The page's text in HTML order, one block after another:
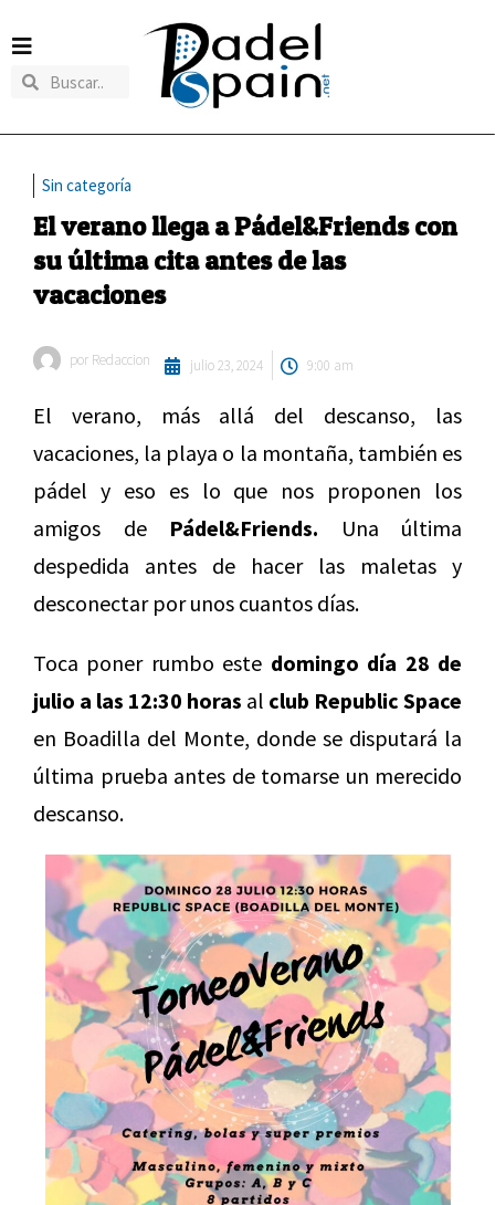
Sin categoría
El verano llega a Pádel&Friends con
su última cita antes de las
vacaciones
por Redaccion julio 23, 2024 9:00 am
El verano, más allá del descanso, las
vacaciones, la playa o la montaña, también es
pádel y eso es lo que nos proponen los
amigos de Pádel&Friends. Una última
despedida antes de hacer las maletas y
desconectar por unos cuantos días.
Toca poner rumbo este domingo día 28 de
julio a las 12:30 horas al club Republic Space
en Boadilla del Monte, donde se disputará la
última prueba antes de tomarse un merecido
descanso.